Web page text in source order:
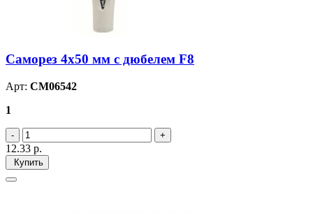
Саморез 4х50 мм с дюбелем F8
Арт: CM06542
1
12.33 р.
Купить